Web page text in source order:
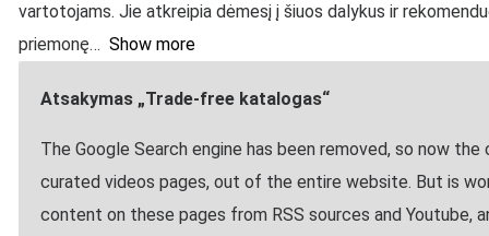
vartotojams. Jie atkreipia dėmesį į šiuos dalykus ir
priemonę
Show more
Atsakymas „Trade-free katalogas“
The Google Search engine has been removed, so now
curated videos pages, out of the entire website. But is
content on these pages from RSS sources and Youtube,